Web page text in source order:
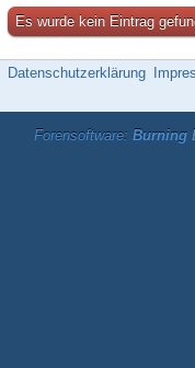
Es wurde kein Eintrag
Datenschutzerklärung
Forensoftware: Burning